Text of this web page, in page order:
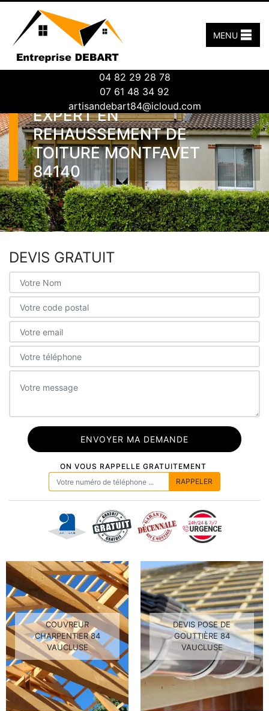
04 82 29 28 78
07 61 48 34 92
artisandebart84@icloud.com
MENU
EXPERT EN
REHAUSSEMENT DE
TOITURE MONTFAVET
84140
DEVIS GRATUIT
ON VOUS RAPPELLE GRATUITEMENT
COUVREUR
CHARPENTIER 84
VAUCLUSE
DEVIS POSE DE
GOUTTIÈRE 84
VAUCLUSE